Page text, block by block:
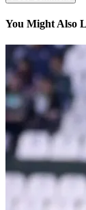
You Might Also